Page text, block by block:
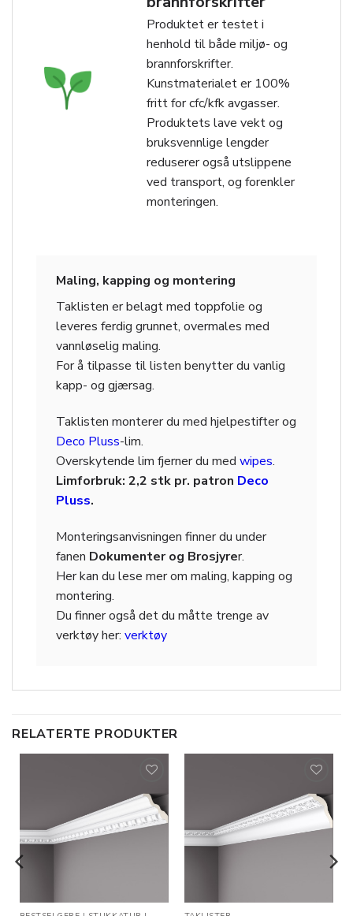
Produktet er testet i
henhold til både miljø- og
brannforskrifter.
Kunstmaterialet er 100%
fritt for cfc/kfk avgasser.
Produktets lave vekt og
bruksvennlige lengder
reduserer også utslippene
ved transport, og forenkler
monteringen.
Maling, kapping og montering
Taklisten er belagt med toppfolie og
leveres ferdig grunnet, overmales med
vannløselig maling.
For å tilpasse til listen benytter du vanlig
kapp- og gjærsag.
Taklisten monterer du med hjelpestifter og
Deco Pluss-lim.
Overskytende lim fjerner du med wipes.
Limforbruk: 2,2 stk pr. patron Deco
Pluss.
Monteringsanvisningen finner du under
fanen Dokumenter og Brosjyrer.
Her kan du lese mer om maling, kapping og
montering.
Du finner også det du måtte trenge av
verktøy her: verktøy
RELATERTE PRODUKTER
Legg til
i
ønskeliste
Legg til
ønskeliste